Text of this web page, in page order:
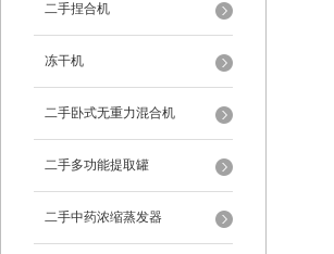
二手捏合机
冻干机
二手卧式无重力混合机
二手多功能提取罐
二手中药浓缩蒸发器